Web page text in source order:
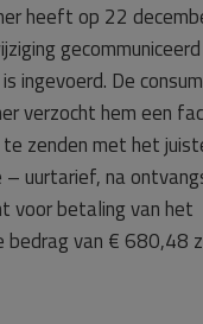
heeft op 22
ingevoerd. De
verzocht hem een
zenden met het
– uurtarief, na
voor betaling van het
bedrag van € 680,48